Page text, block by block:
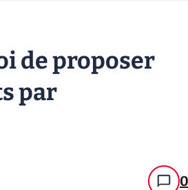
de proposer
par
0